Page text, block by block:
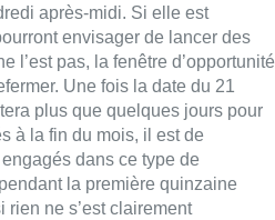
après-midi. Si elle est
envisager de lancer des
l’est pas, la fenêtre d’opportunité
Une fois la date du 21
plus que quelques jours pour
à la fin du mois, il est de
dans ce type de
la première quinzaine
rien ne s’est clairement